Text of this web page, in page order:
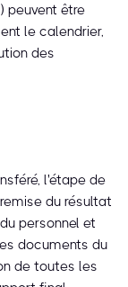
peuvent être
le calendrier,
des
l'étape de
du résultat
personnel et
documents du
de toutes les